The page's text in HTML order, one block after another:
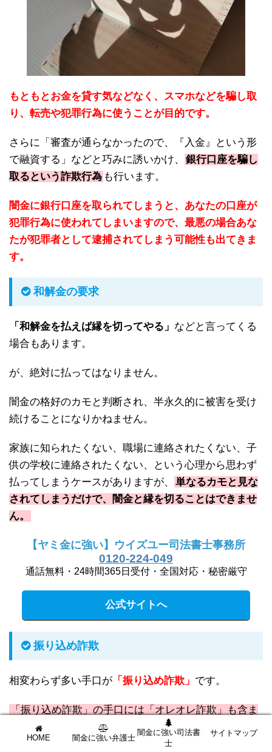
もともとお金を貸す気などなく、スマホなどを騙し取
り、転売や犯罪行為に使うことが目的です。
さらに「審査が通らなかったので、『入金』という形
で融資する」などと巧みに誘いかけ、
銀行口座を騙し
取るという詐欺行為 も行います。
闇金に銀行口座を取られてしまうと、あなたの口座が
犯罪行為に使われてしまいますので、最悪の場合あな
たが犯罪者として逮捕されてしまう可能性も出てきま
す。
和解金の要求
「和解金を払えば縁を切ってやる」 などと言ってくる
場合もあります。
が、絶対に払ってはなりません。
闇金の格好のカモと判断され、半永久的に被害を受け
続けることになりかねません。
家族に知られたくない、職場に連絡されたくない、子
供の学校に連絡されたくない、という心理から思わず
払ってしまうケースがありますが、
単なるカモと見な
されてしまうだけで、闇金と縁を切ることはできませ
ん。
【ヤミ金に強い】ウイズユー司法書士事務所
0120-224-049
通話無料・24時間365日受付・全国対応・秘密厳守
公式サイトへ
振り込め詐欺
相変わらず多い手口が 「振り込め詐欺」 です。
「振り込め詐欺」の手口には「オレオレ詐欺」も含ま
れ、様々な特殊詐欺が横行しています。
HOME 闇金に強い弁護士
闇金に強い司法書
士
サイトマップ